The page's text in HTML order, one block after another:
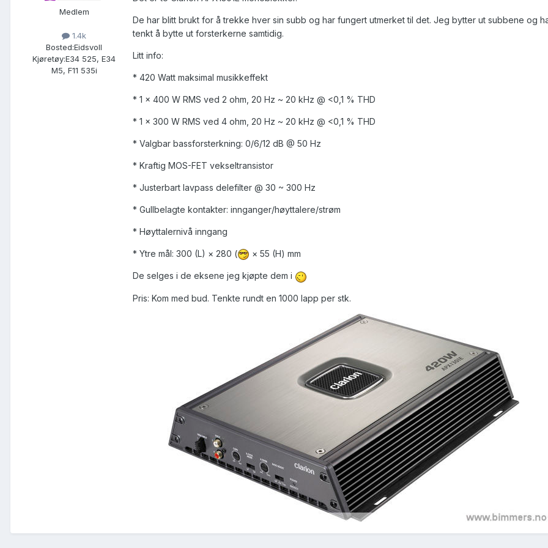
Medlem
1.4k
Bosted:Eidsvoll
Kjøretøy:E34 525, E34
M5, F11 535i
De har blitt brukt for å trekke hver sin subb og har fungert utmerket til det. Jeg bytter ut subbene og
tenkt å bytte ut forsterkerne samtidig.
Litt info:
* 420 Watt maksimal musikkeffekt
* 1 × 400 W RMS ved 2 ohm, 20 Hz ~ 20 kHz @ <0,1 % THD
* 1 × 300 W RMS ved 4 ohm, 20 Hz ~ 20 kHz @ <0,1 % THD
* Valgbar bassforsterkning: 0/6/12 dB @ 50 Hz
* Kraftig MOS-FET vekseltransistor
* Justerbart lavpass delefilter @ 30 ~ 300 Hz
* Gullbelagte kontakter: innganger/høyttalere/strøm
* Høyttalernivå inngang
* Ytre mål: 300 (L) × 280 ( × 55 (H) mm
De selges i de eksene jeg kjøpte dem i
Pris: Kom med bud. Tenkte rundt en 1000 lapp per stk.